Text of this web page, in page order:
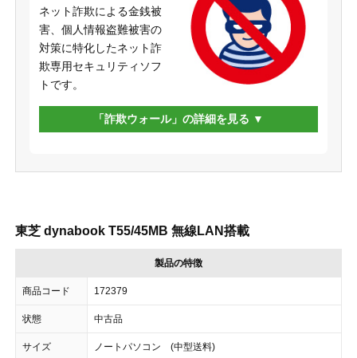
ネット詐欺による金銭被
害、個人情報盗難被害の
対策に特化したネット詐
欺専用セキュリティソフ
トです。
「詐欺ウォール」の詳細を見る
東芝 dynabook T55/45MB 無線LAN搭載
製品の特徴
商品コード 172379
状態 中古品
サイズ ノートパソコン (中型送料)